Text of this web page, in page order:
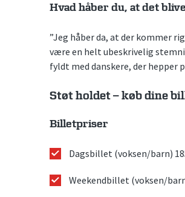
Hvad håber du, at det
”Jeg håber da, at der kommer
være en helt ubeskrivelig
fyldt med danskere, der hepper
Støt holdet – køb dine
Billetpriser
Dagsbillet (voksen/barn)
Weekendbillet (voksen/